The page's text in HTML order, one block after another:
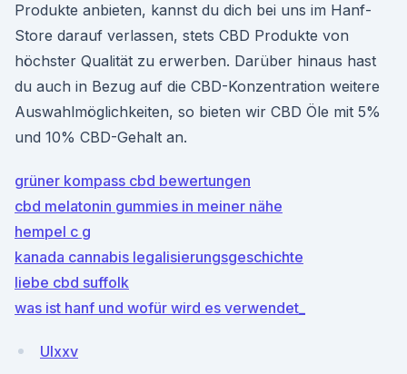
Produkte anbieten, kannst du dich bei uns im Hanf-
Store darauf verlassen, stets CBD Produkte von
höchster Qualität zu erwerben. Darüber hinaus hast
du auch in Bezug auf die CBD-Konzentration weitere
Auswahlmöglichkeiten, so bieten wir CBD Öle mit 5%
und 10% CBD-Gehalt an.
grüner kompass cbd bewertungen
cbd melatonin gummies in meiner nähe
hempel c g
kanada cannabis legalisierungsgeschichte
liebe cbd suffolk
was ist hanf und wofür wird es verwendet_
UIxxv